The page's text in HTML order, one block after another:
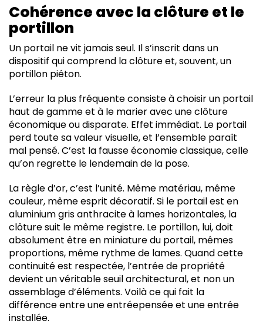
Cohérence avec la clôture et le
portillon
Un portail ne vit jamais seul. Il s’inscrit dans un
dispositif qui comprend la clôture et, souvent, un
portillon piéton.
L’erreur la plus fréquente consiste à choisir un portail
haut de gamme et à le marier avec une clôture
économique ou disparate. Effet immédiat. Le portail
perd toute sa valeur visuelle, et l’ensemble paraît
mal pensé. C’est la fausse économie classique, celle
qu’on regrette le lendemain de la pose.
La règle d’or, c’est l’unité. Même matériau, même
couleur, même esprit décoratif. Si le portail est en
aluminium gris anthracite à lames horizontales, la
clôture suit le même registre. Le portillon, lui, doit
absolument être en miniature du portail, mêmes
proportions, même rythme de lames. Quand cette
continuité est respectée, l’entrée de propriété
devient un véritable seuil architectural, et non un
assemblage d’éléments. Voilà ce qui fait la
différence entre une entréepensée et une entrée
installée.